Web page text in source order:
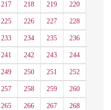
217 218 219 220
225 226 227 228
233 234 235 236
241 242 243 244
249 250 251 252
257 258 259 260
265 266 267 268